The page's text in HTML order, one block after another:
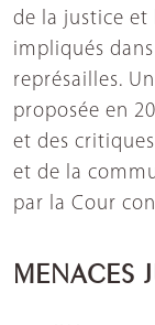
de la justice et
impliqués
représailles.
proposée en
et des
et de la
par la Cour
MENACES